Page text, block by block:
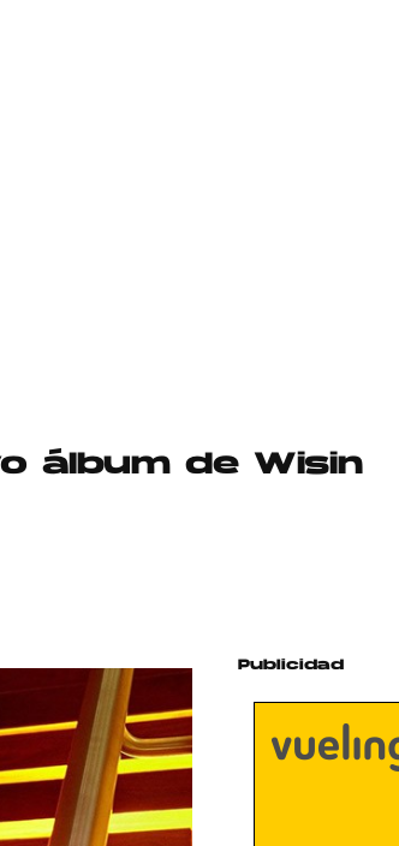
álbum de Wisin
Publicidad